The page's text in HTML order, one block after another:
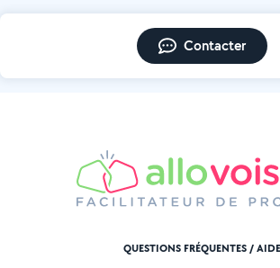
Contacter
QUESTIONS FRÉQUENTES / AIDE